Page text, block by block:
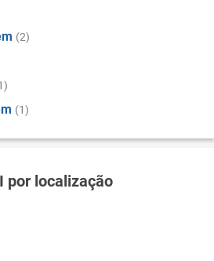
(2)
(1)
por localização